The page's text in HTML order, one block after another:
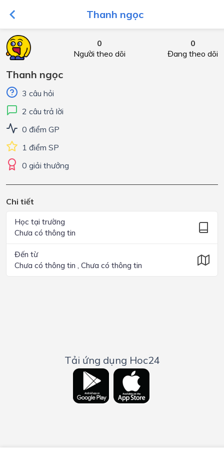
Thanh ngọc
0
Người theo dõi
0
Đang theo dõi
Thanh ngọc
3 câu hỏi
2 câu trả lời
0 điểm GP
1 điểm SP
0 giải thưởng
Chi tiết
Học tại trường
Chưa có thông tin
Đến từ
Chưa có thông tin , Chưa có thông tin
Tải ứng dụng Hoc24